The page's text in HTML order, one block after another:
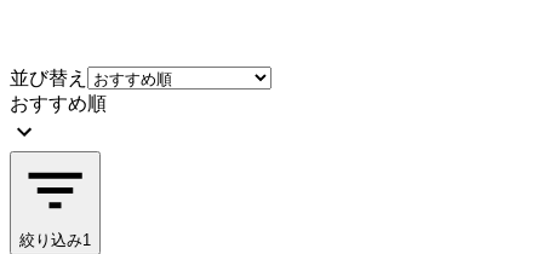
並び替え
おすすめ順
絞り込み1